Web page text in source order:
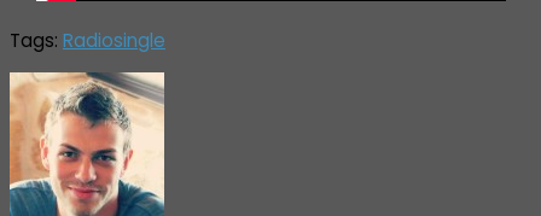
Tags: Radiosingle